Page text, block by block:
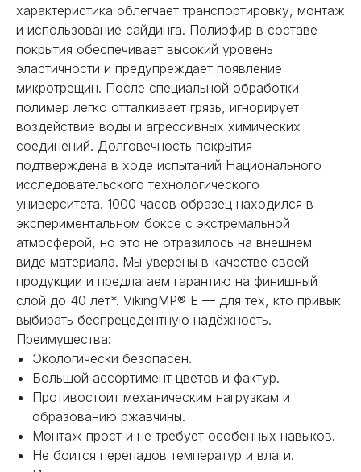
характеристика облегчает транспортировку, монтаж
и использование сайдинга. Полиэфир в составе
покрытия обеспечивает высокий уровень
эластичности и предупреждает появление
микротрещин. После специальной обработки
полимер легко отталкивает грязь, игнорирует
воздействие воды и агрессивных химических
соединений. Долговечность покрытия
подтверждена в ходе испытаний Национального
исследовательского технологического
университета. 1000 часов образец находился в
экспериментальном боксе с экстремальной
атмосферой, но это не отразилось на внешнем
виде материала. Мы уверены в качестве своей
продукции и предлагаем гарантию на финишный
слой до 40 лет*. VikingMP® E — для тех, кто привык
выбирать беспрецедентную надёжность.
Преимущества:
Экологически безопасен.
Большой ассортимент цветов и фактур.
Противостоит механическим нагрузкам и
образованию ржавчины.
Монтаж прост и не требует особенных навыков.
Не боится перепадов температур и влаги.